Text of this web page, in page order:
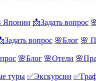
Японии 📩Задать вопрос
вопрос 🌸Блог 🌸
🌸Блог 🌸Отели
туры ✅Экскурсии